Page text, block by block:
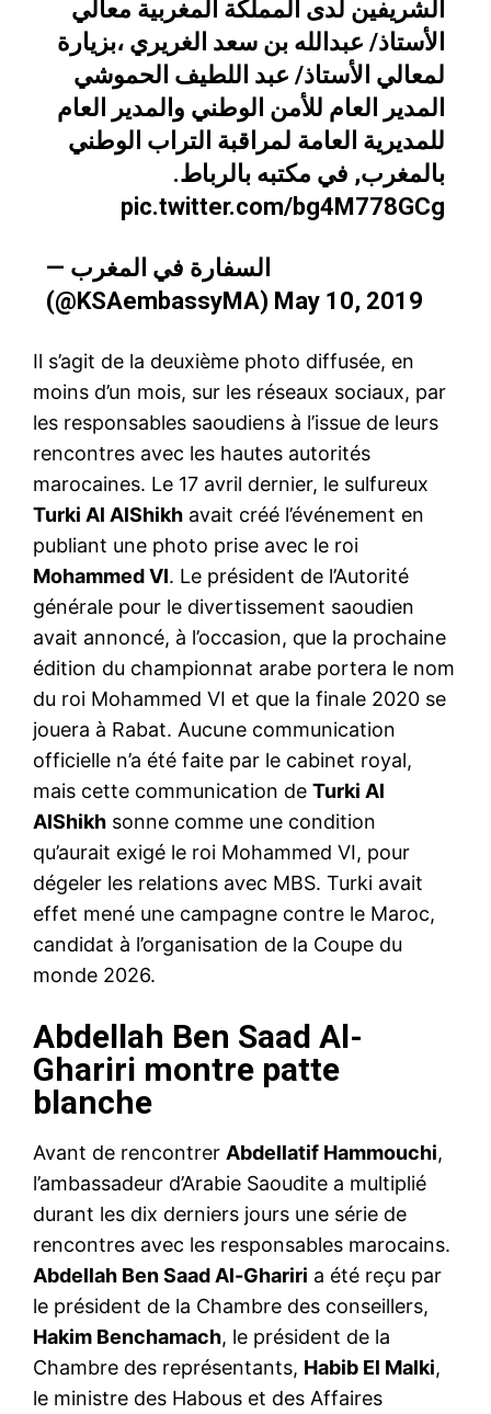
الشريفين لدى المملكة المغربية معالي
الأستاذ/ عبدالله بن سعد الغريري ،بزيارة
لمعالي الأستاذ/ عبد اللطيف الحموشي
المدير العام للأمن الوطني والمدير العام
للمديرية العامة لمراقبة التراب الوطني
بالمغرب, في مكتبه بالرباط.
pic.twitter.com/bg4M778GCg
— السفارة في المغرب
(@KSAembassyMA) May 10, 2019
Il s’agit de la deuxième photo diffusée, en
moins d’un mois, sur les réseaux sociaux, par
les responsables saoudiens à l’issue de leurs
rencontres avec les hautes autorités
marocaines. Le 17 avril dernier, le sulfureux
Turki Al AlShikh avait créé l’événement en
publiant une photo prise avec le roi
Mohammed VI. Le président de l’Autorité
générale pour le divertissement saoudien
avait annoncé, à l’occasion, que la prochaine
édition du championnat arabe portera le nom
du roi Mohammed VI et que la finale 2020 se
jouera à Rabat. Aucune communication
officielle n’a été faite par le cabinet royal,
mais cette communication de Turki Al
AlShikh sonne comme une condition
qu’aurait exigé le roi Mohammed VI, pour
dégeler les relations avec MBS. Turki avait
effet mené une campagne contre le Maroc,
candidat à l’organisation de la Coupe du
monde 2026.
Abdellah Ben Saad Al-
Ghariri montre patte
blanche
Avant de rencontrer Abdellatif Hammouchi,
l’ambassadeur d’Arabie Saoudite a multiplié
durant les dix derniers jours une série de
rencontres avec les responsables marocains.
Abdellah Ben Saad Al-Ghariri a été reçu par
le président de la Chambre des conseillers,
Hakim Benchamach, le président de la
Chambre des représentants, Habib El Malki,
le ministre des Habous et des Affaires